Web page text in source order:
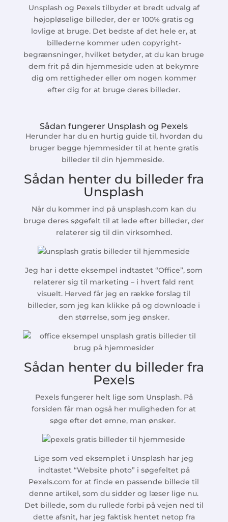
Unsplash og Pexels tilbyder et bredt udvalg af
højopløselige billeder, der er 100% gratis og
lovlige at bruge. Det bedste af det hele er, at
billederne kommer uden copyright-
begrænsninger, hvilket betyder, at du kan bruge
dem frit på din hjemmeside uden at bekymre
dig om rettigheder eller om nogen kommer
efter dig for at bruge deres billeder.
Sådan fungerer Unsplash og Pexels
Herunder har du en hurtig guide til, hvordan du
bruger begge hjemmesider til at hente gratis
billeder til din hjemmeside.
Sådan henter du billeder fra
Unsplash
Når du kommer ind på unsplash.com kan du
bruge deres søgefelt til at lede efter billeder, der
relaterer sig til din virksomhed.
Jeg har i dette eksempel indtastet “Office”, som
relaterer sig til marketing – i hvert fald rent
visuelt. Herved får jeg en række forslag til
billeder, som jeg kan klikke på og downloade i
den størrelse, som jeg ønsker.
Sådan henter du billeder fra
Pexels
Pexels fungerer helt lige som Unsplash. På
forsiden får man også her muligheden for at
søge efter det emne, man ønsker.
Lige som ved eksemplet i Unsplash har jeg
indtastet “Website photo” i søgefeltet på
Pexels.com for at finde en passende billede til
denne artikel, som du sidder og læser lige nu.
Det billede, som du rullede forbi på vejen ned til
dette afsnit, har jeg faktisk hentet netop fra